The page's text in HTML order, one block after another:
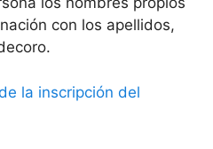
con los apellidos,
la inscripción del